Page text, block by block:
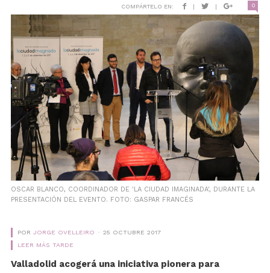
COMPÁRTELO EN: | | 0
OSCAR BLANCO, COORDINADOR DE 'LA CIUDAD IMAGINADA', DURANTE LA
PRESENTACIÓN DEL EVENTO. FOTO: GASPAR FRANCÉS
POR JORGE OVELLEIRO
25 OCTUBRE 2017
LEER MÁS TARDE
Valladolid acogerá una iniciativa pionera para